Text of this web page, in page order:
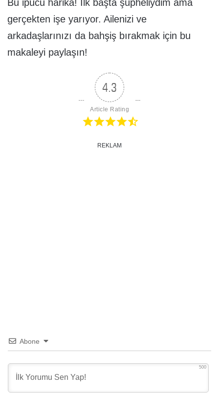
Bu ipucu harika! İlk başta şüpheliydim ama
gerçekten işe yarıyor. Ailenizi ve
arkadaşlarınızı da bahşiş bırakmak için bu
makaleyi paylaşın!
4.3
Article Rating
REKLAM
Abone
500